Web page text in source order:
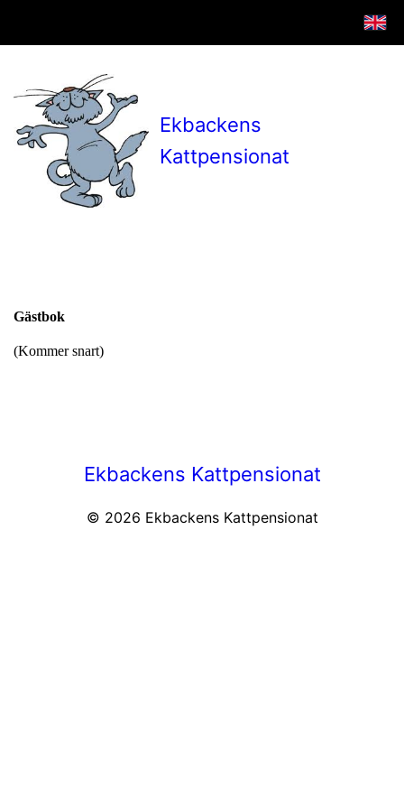
Ekbackens
Kattpensionat
Gästbok
(Kommer snart)
Ekbackens Kattpensionat
© 2026 Ekbackens Kattpensionat